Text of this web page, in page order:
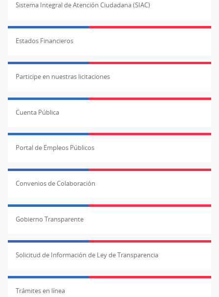
Sistema Integral de Atención Ciudadana (SIAC)
Estados Financieros
Participe en nuestras licitaciones
Cuenta Pública
Portal de Empleos Públicos
Convenios de Colaboración
Gobierno Transparente
Solicitud de Información de Ley de Transparencia
Trámites en línea